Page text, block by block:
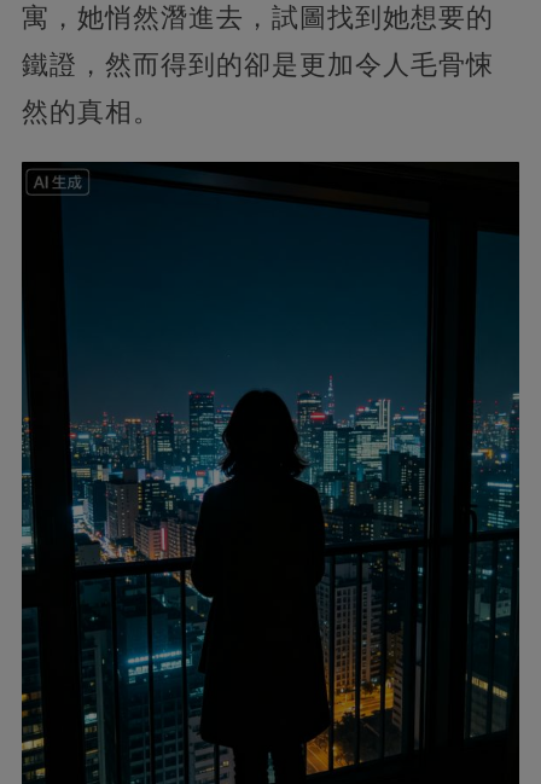
寓，她悄然潛進去，試圖找到她想要的
鐵證，然而得到的卻是更加令人毛骨悚
然的真相。